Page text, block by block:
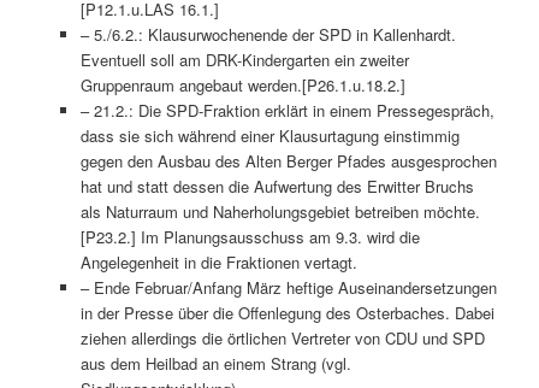
[P12.1.u.LAS 16.1.]
– 5./6.2.: Klausurwochenende der SPD in Kallenhardt.
Eventuell soll am DRK-Kindergarten ein zweiter
Gruppenraum angebaut werden.[P26.1.u.18.2.]
– 21.2.: Die SPD-Fraktion erklärt in einem Pressegespräch,
dass sie sich während einer Klausurtagung einstimmig
gegen den Ausbau des Alten Berger Pfades ausgesprochen
hat und statt dessen die Aufwertung des Erwitter Bruchs
als Naturraum und Naherholungsgebiet betreiben möchte.
[P23.2.] Im Planungsausschuss am 9.3. wird die
Angelegenheit in die Fraktionen vertagt.
– Ende Februar/Anfang März heftige Auseinandersetzungen
in der Presse über die Offenlegung des Osterbaches. Dabei
ziehen allerdings die örtlichen Vertreter von CDU und SPD
aus dem Heilbad an einem Strang (vgl.